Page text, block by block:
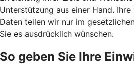
Unterstützung aus einer Hand.
Daten teilen wir nur im
Sie es ausdrücklich wünschen.
So geben Sie Ihre